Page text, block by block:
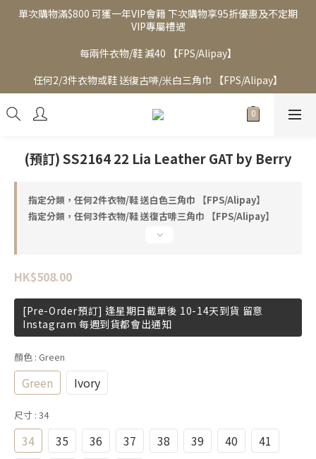
單次購物滿$800 可獲一年VIP會籍 下次購物享95折優惠及不定期
VIP專屬禮遇
每兩件衣物/鞋 減40 【FPS/Alipay】
任何2/3件衣物或鞋 送復古啡/米白三角巾 【FPS/Alipay】
(預訂) SS2164 22 Lia Leather GAT by Berry
指定分類，任何2件衣物/鞋 送白色三角巾 【FPS/Alipay】
指定分類，任何3件衣物/鞋 送復古啡三角巾 【FPS/Alipay】
HK$508.00
[Pre-Order預訂] 逢星期日截單後 10-14天到貨 留意
Instagram 每週到貨都會出通知
顏色 : Green
Green Ivory
尺寸 : 34
34 35 36 37 38 39 40
41